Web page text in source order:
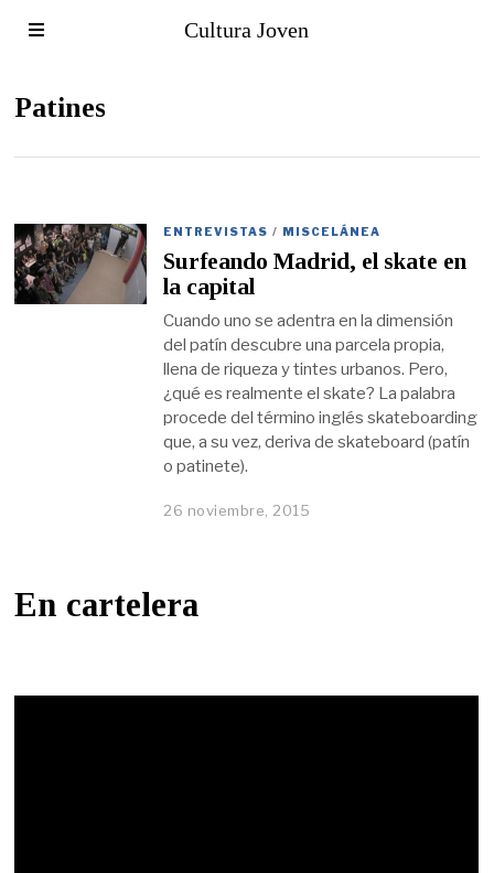
Cultura Joven
Patines
ENTREVISTAS / MISCELÁNEA
Surfeando Madrid, el skate en
la capital
Cuando uno se adentra en la dimensión
del patín descubre una parcela propia,
llena de riqueza y tintes urbanos. Pero,
¿qué es realmente el skate? La palabra
procede del término inglés skateboarding
que, a su vez, deriva de skateboard (patín
o patinete).
26 noviembre, 2015
En cartelera